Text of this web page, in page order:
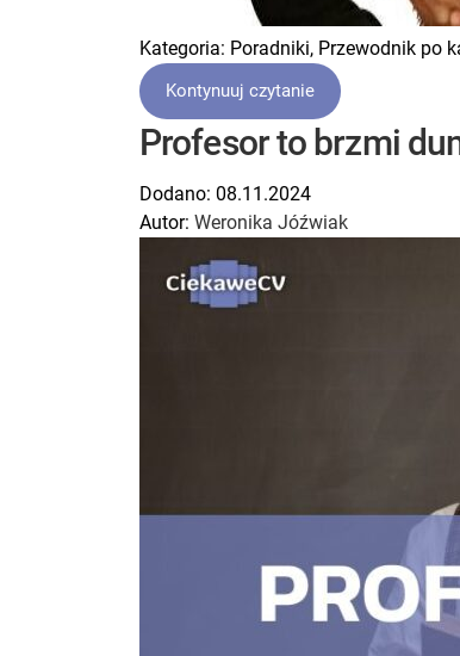
Kategoria: Poradniki, Przewodnik po
Kontynuuj czytanie
Profesor to brzmi
Dodano: 08.11.2024
Autor: Weronika Jóźwiak